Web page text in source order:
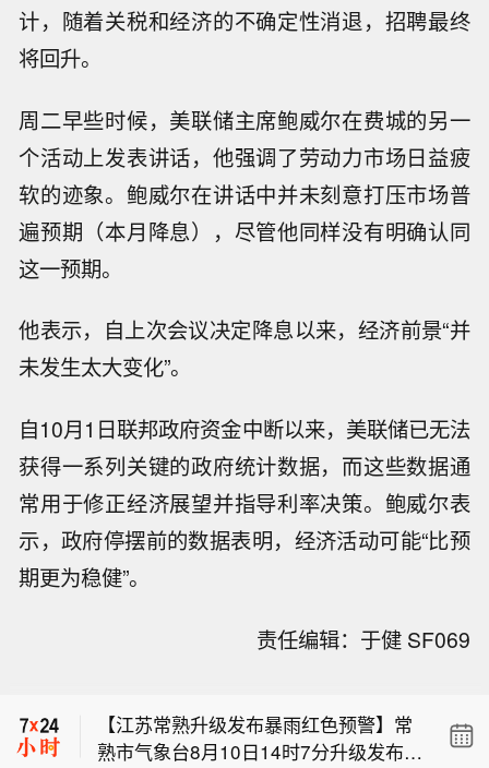
计，随着关税和经济的不确定性消退，招聘最终
将回升。
周二早些时候，美联储主席鲍威尔在费城的另一
个活动上发表讲话，他强调了劳动力市场日益疲
软的迹象。鲍威尔在讲话中并未刻意打压市场普
遍预期（本月降息），尽管他同样没有明确认同
这一预期。
他表示，自上次会议决定降息以来，经济前景“并
未发生太大变化”。
自10月1日联邦政府资金中断以来，美联储已无法
获得一系列关键的政府统计数据，而这些数据通
常用于修正经济展望并指导利率决策。鲍威尔表
示，政府停摆前的数据表明，经济活动可能“比预
期更为稳健”。
责任编辑：于健 SF069
0日棕榈油出口量预计为445,466吨。
特水文站过去24小时测得的莱茵河平均
流量降至每秒614立方米，为有记录以
【江苏常熟升级发布暴雨红色预警】常
熟市气象台8月10日14时7分升级发布暴